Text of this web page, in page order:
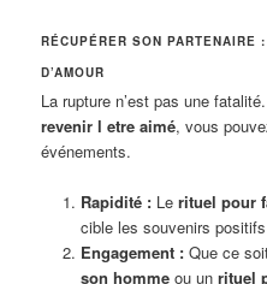
RÉCUPÉRER SON PARTENAIRE
D’AMOUR
La rupture n’est pas une
revenir l etre aimé, vous
événements.
Rapidité :Le rituel pour
cible les souvenirs
Engagement :Que ce
son hommeou un rituel